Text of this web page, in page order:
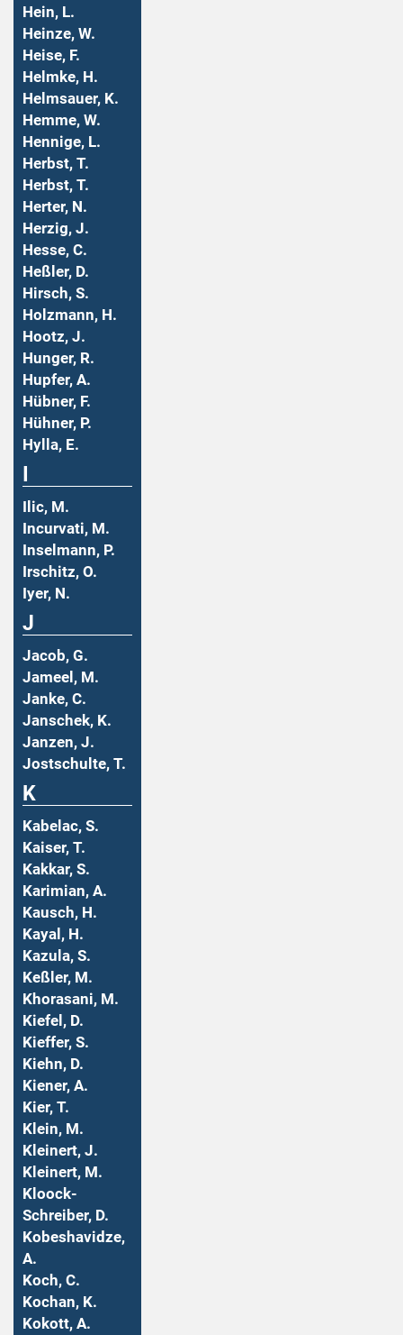
Hein, L.
Heinze, W.
Heise, F.
Helmke, H.
Helmsauer, K.
Hemme, W.
Hennige, L.
Herbst, T.
Herbst, T.
Herter, N.
Herzig, J.
Hesse, C.
Heßler, D.
Hirsch, S.
Holzmann, H.
Hootz, J.
Hunger, R.
Hupfer, A.
Hübner, F.
Hühner, P.
Hylla, E.
Ilic, M.
Incurvati, M.
Inselmann, P.
Irschitz, O.
Iyer, N.
J
Jacob, G.
Jameel, M.
Janke, C.
Janschek, K.
Janzen, J.
Jostschulte, T.
K
Kabelac, S.
Kaiser, T.
Kakkar, S.
Karimian, A.
Kausch, H.
Kayal, H.
Kazula, S.
Keßler, M.
Khorasani, M.
Kiefel, D.
Kieffer, S.
Kiehn, D.
Kiener, A.
Kier, T.
Klein, M.
Kleinert, J.
Kleinert, M.
Kloock-
Schreiber, D.
Kobeshavidze,
A.
Koch, C.
Kochan, K.
Kokott, A.